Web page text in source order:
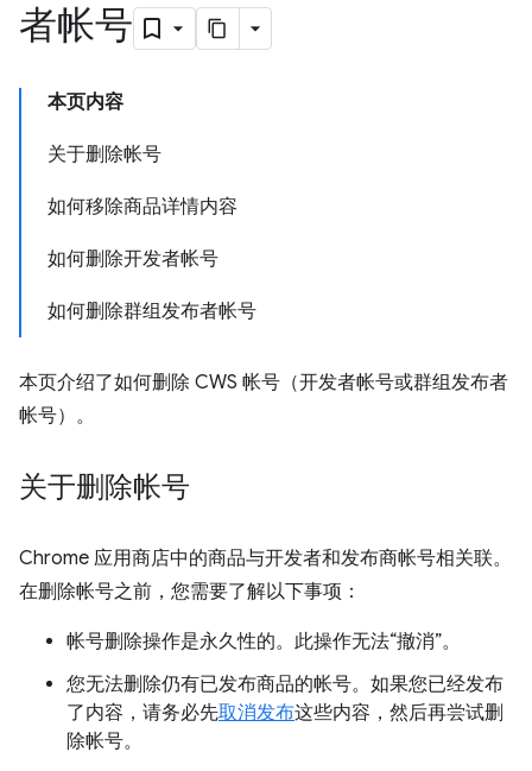
者帐号
本页内容
关于删除帐号
如何移除商品详情内容
如何删除开发者帐号
如何删除群组发布者帐号
本页介绍了如何删除 CWS 帐号（开发者帐号或群组发布者
帐号）。
关于删除帐号
Chrome 应用商店中的商品与开发者和发布商帐号相关联。
在删除帐号之前，您需要了解以下事项：
帐号删除操作是永久性的。此操作无法“撤消”。
您无法删除仍有已发布商品的帐号。如果您已经发布
了内容，请务必先取消发布这些内容，然后再尝试删
除帐号。